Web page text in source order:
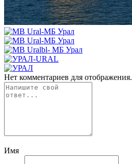
Нет комментариев для отображения.
Имя